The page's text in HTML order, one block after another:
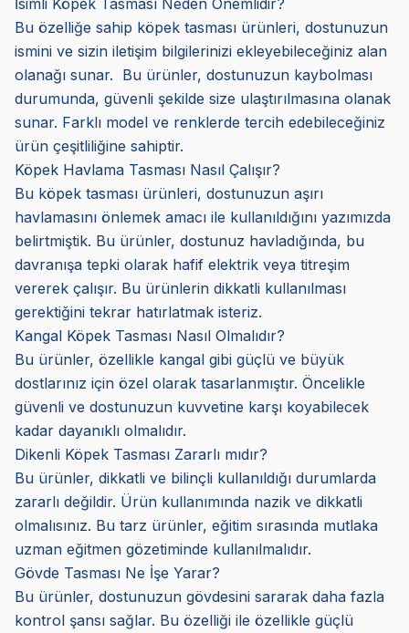
İsimli Köpek Tasması Neden Önemlidir?
Bu özelliğe sahip köpek tasması ürünleri, dostunuzun
ismini ve sizin iletişim bilgilerinizi ekleyebileceğiniz alan
olanağı sunar. Bu ürünler, dostunuzun kaybolması
durumunda, güvenli şekilde size ulaştırılmasına olanak
sunar. Farklı model ve renklerde tercih edebileceğiniz
ürün çeşitliliğine sahiptir.
Köpek Havlama Tasması Nasıl Çalışır?
Bu köpek tasması ürünleri, dostunuzun aşırı
havlamasını önlemek amacı ile kullanıldığını yazımızda
belirtmiştik. Bu ürünler, dostunuz havladığında, bu
davranışa tepki olarak hafif elektrik veya titreşim
vererek çalışır. Bu ürünlerin dikkatli kullanılması
gerektiğini tekrar hatırlatmak isteriz.
Kangal Köpek Tasması Nasıl Olmalıdır?
Bu ürünler, özellikle kangal gibi güçlü ve büyük
dostlarınız için özel olarak tasarlanmıştır. Öncelikle
güvenli ve dostunuzun kuvvetine karşı koyabilecek
kadar dayanıklı olmalıdır.
Dikenli Köpek Tasması Zararlı mıdır?
Bu ürünler, dikkatli ve bilinçli kullanıldığı durumlarda
zararlı değildir. Ürün kullanımında nazik ve dikkatli
olmalısınız. Bu tarz ürünler, eğitim sırasında mutlaka
uzman eğitmen gözetiminde kullanılmalıdır.
Gövde Tasması Ne İşe Yarar?
Bu ürünler, dostunuzun gövdesini sararak daha fazla
kontrol şansı sağlar. Bu özelliği ile özellikle güçlü